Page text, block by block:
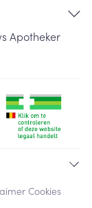
Apotheker
Cookies